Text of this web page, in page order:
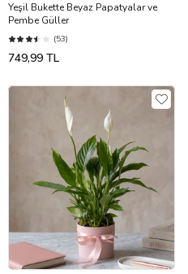
Yeşil Bukette Beyaz Papatyalar ve
Pembe Güller
(53)
749,99 TL